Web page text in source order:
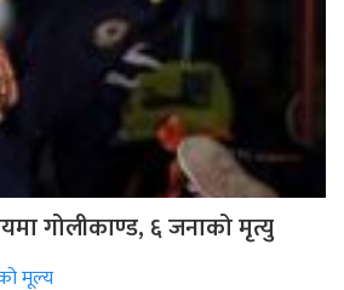
गोलीकाण्ड, ६ जनाको मृत्यु